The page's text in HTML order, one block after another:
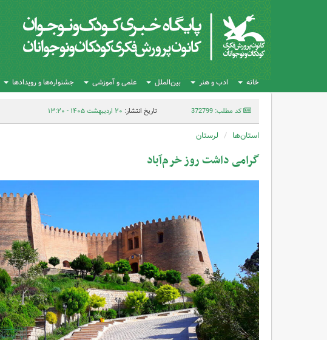
خانه ادب و هنر بین‌الملل علمی و آموزشی جشنواره‌ها و رویدادها
کد مطلب: 372799 تاریخ انتشار: ۲۰ اردیبهشت ۱۴۰۵ - ۱۳:۲۰
استان‌ها لرستان
گرامی داشت روز خرم‌آباد